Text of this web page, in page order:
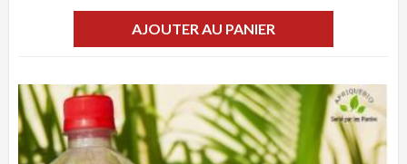
AJOUTER AU PANIER